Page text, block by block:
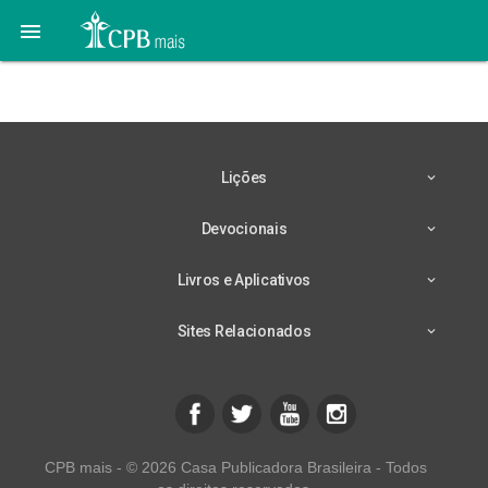

Lições
Devocionais
Livros e Aplicativos
Sites Relacionados
CPB mais - © 2026 Casa Publicadora Brasileira - Todos